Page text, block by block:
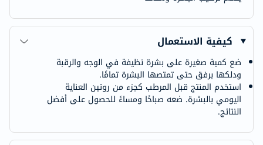
كيفية الاستعمال
ضع كمية صغيرة على بشرة نظيفة في الوجه والرقبة
ودلكها برفق حتى تمتصها البشرة تمامًا.
استخدم المنتج قبل المرطب كجزء من روتين العناية
اليومي بالبشرة. ضعه صباحًا ومساءً للحصول على أفضل
النتائج.